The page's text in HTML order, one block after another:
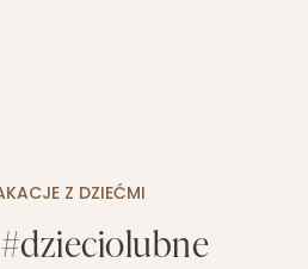
Z DZIEĆMI
#dzieciolubne